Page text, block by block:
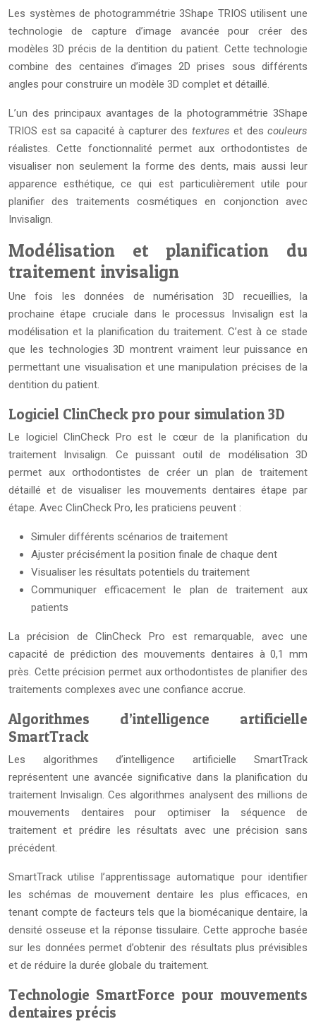
Les systèmes de photogrammétrie 3Shape TRIOS utilisent une
technologie de capture d’image avancée pour créer des
modèles 3D précis de la dentition du patient. Cette technologie
combine des centaines d’images 2D prises sous différents
angles pour construire un modèle 3D complet et détaillé.
L’un des principaux avantages de la photogrammétrie 3Shape
TRIOS est sa capacité à capturer des textures et des couleurs
réalistes. Cette fonctionnalité permet aux orthodontistes de
visualiser non seulement la forme des dents, mais aussi leur
apparence esthétique, ce qui est particulièrement utile pour
planifier des traitements cosmétiques en conjonction avec
Invisalign.
Modélisation et planification du
traitement invisalign
Une fois les données de numérisation 3D recueillies, la
prochaine étape cruciale dans le processus Invisalign est la
modélisation et la planification du traitement. C’est à ce stade
que les technologies 3D montrent vraiment leur puissance en
permettant une visualisation et une manipulation précises de la
dentition du patient.
Logiciel ClinCheck pro pour simulation 3D
Le logiciel ClinCheck Pro est le cœur de la planification du
traitement Invisalign. Ce puissant outil de modélisation 3D
permet aux orthodontistes de créer un plan de traitement
détaillé et de visualiser les mouvements dentaires étape par
étape. Avec ClinCheck Pro, les praticiens peuvent :
Simuler différents scénarios de traitement
Ajuster précisément la position finale de chaque dent
Visualiser les résultats potentiels du traitement
Communiquer efficacement le plan de traitement aux
patients
La précision de ClinCheck Pro est remarquable, avec une
capacité de prédiction des mouvements dentaires à 0,1 mm
près. Cette précision permet aux orthodontistes de planifier des
traitements complexes avec une confiance accrue.
Algorithmes d’intelligence artificielle
SmartTrack
Les algorithmes d’intelligence artificielle SmartTrack
représentent une avancée significative dans la planification du
traitement Invisalign. Ces algorithmes analysent des millions de
mouvements dentaires pour optimiser la séquence de
traitement et prédire les résultats avec une précision sans
précédent.
SmartTrack utilise l’apprentissage automatique pour identifier
les schémas de mouvement dentaire les plus efficaces, en
tenant compte de facteurs tels que la biomécanique dentaire, la
densité osseuse et la réponse tissulaire. Cette approche basée
sur les données permet d’obtenir des résultats plus prévisibles
et de réduire la durée globale du traitement.
Technologie SmartForce pour mouvements
dentaires précis